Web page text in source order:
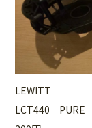
LEWITT
LCT440 PURE